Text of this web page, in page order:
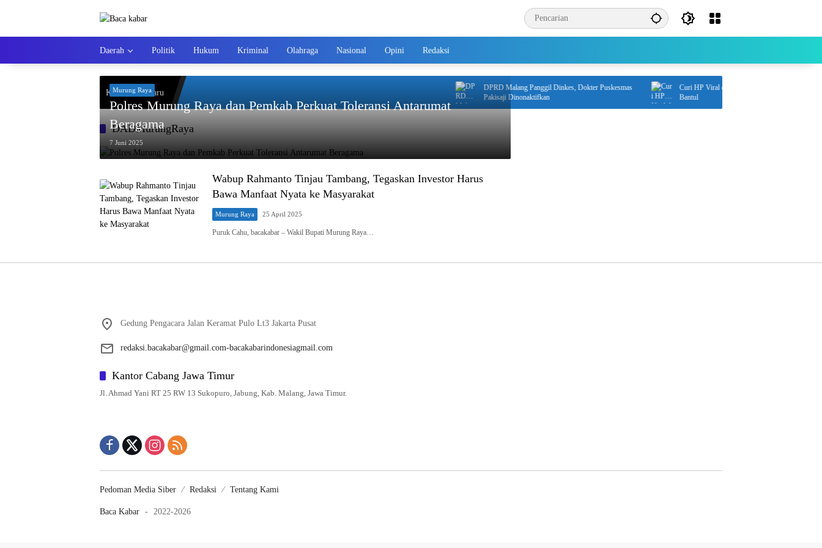
Daerah Politik Hukum Kriminal Olahraga Nasional Opini Redaksi
Kiriman Terbaru
DPRD Malang Panggil Dinkes, Dokter Puskesmas
Pakisaji Dinonaktifkan
Curi HP Viral di Medsos, Pelaku Ditangkap Polisi di
Bantul
DADMurungRaya
Murung Raya
Polres Murung Raya dan Pemkab Perkuat Toleransi Antarumat
Beragama
7 Juni 2025
Wabup Rahmanto Tinjau Tambang, Tegaskan Investor Harus
Bawa Manfaat Nyata ke Masyarakat
Murung Raya 25 April 2025
Puruk Cahu, bacakabar – Wakil Bupati Murung Raya…
Gedung Pengacara Jalan Keramat Pulo Lt3 Jakarta Pusat
redaksi.bacakabar@gmail.com-bacakabarindonesiagmail.com
Kantor Cabang Jawa Timur
Jl. Ahmad Yani RT 25 RW 13 Sukopuro, Jabung, Kab. Malang, Jawa Timur.
Pedoman Media Siber Redaksi Tentang Kami
Baca Kabar - 2022-2026